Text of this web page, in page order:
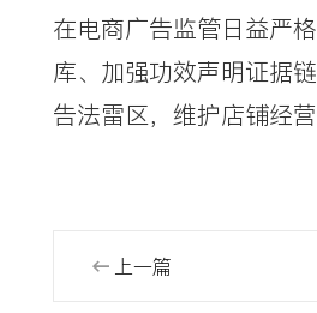
在电商广告监管日益严
库、加强功效声明证据
告法雷区，维护店铺经
上一篇